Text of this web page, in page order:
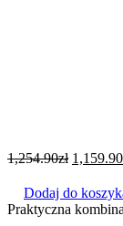
1,254.90zł 1,159.90
Dodaj do
Praktyczna